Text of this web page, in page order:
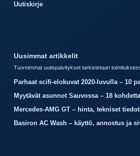
Uutiskirje
Uusimmat artikkelit
Tuoreimmat uutispaivitykset tarkistetaan
Parhaat scifi-elokuvat 2020-luvulla – 10
Myytävät asunnot Sauvossa – 18
Mercedes-AMG GT – hinta, tekniset
Basiron AC Wash – käyttö, annostus ja